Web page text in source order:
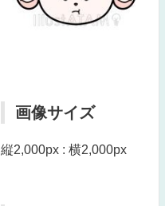
画像サイズ
縦2,000px : 横2,000px